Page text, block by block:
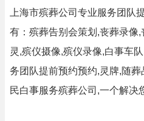
上海市殡葬公司专业服务团队
有：殡葬告别会策划,丧葬录像
灵,殡仪摄像,殡仪录像,白事车
务团队提前预约预约,灵牌,随
民白事服务殡葬公司,一个解决